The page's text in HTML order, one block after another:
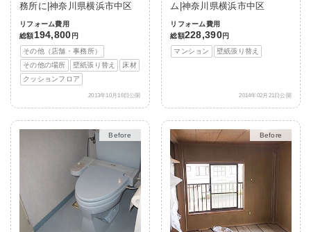
務所に|神奈川県横浜市中区
リフォーム費用
総額194,800 円
その他（店舗・事務所）
その他の場所
壁紙張り替え
床材
クッションフロア
2013年10月16日公開
ム|神奈川県横浜市中区
リフォーム費用
総額228,390円
マンション
壁紙張り替え
2014年02月21日公開
After After